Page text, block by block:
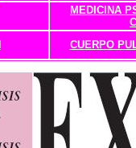
MEDICINA
CUERPO